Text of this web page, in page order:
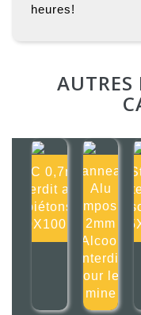
heures!
AUTRES
PVC 0,7mm
Interdit aux
piétons
100X100mm
Panneau
Alu
composite
2mm
Alcool
interdit
pour les
mine